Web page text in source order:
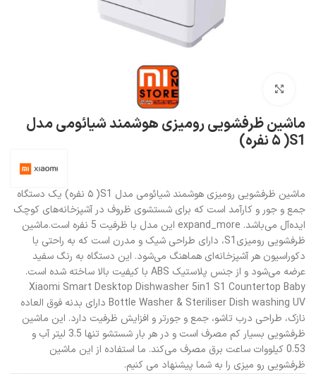
ماشین ظرفشویی رومیزی هوشمند شیائومی مدل
S1( ۵ نفره)
ماشین ظرفشویی رومیزی هوشمند شیائومی مدل S1( ۵ نفره) یک دستگاه
جمع و جور و کارآمد است که برای شستشوی ظروف در آشپزخانه‌های کوچک
ایده‌آل می‌باشد. expand_more این مدل با ظرفیت 5 نفره است.ماشین
ظرفشویی رومیزیS1، دارای طراحی شیک و مدرن است که به راحتی با
دکوراسیون هر آشپزخانه‌ای هماهنگ می‌شود. این دستگاه به رنگ سفید
عرضه می‌شود و از جنس پلاستیک ABS با کیفیت بالا ساخته شده است.
Xiaomi Smart Desktop Dishwasher 5in1 S1 Countertop Baby
Bottle Washer & Steriliser Dish washing UV دارای بدنه فوق العاده
نازک، طراحی درب تاشو، جمع و جورتر و افزایش ظرفیت دارد. این ماشین
ظرفشویی بسیار کم مصرف است و در هر بار شستشو تنها 3.5 لیتر آب و
0.53 کیلووات ساعت برق مصرف می‌کند. ما استفاده از این ماشین
ظرفشویی رو میزی را به شما پیشنهاد می کنیم.